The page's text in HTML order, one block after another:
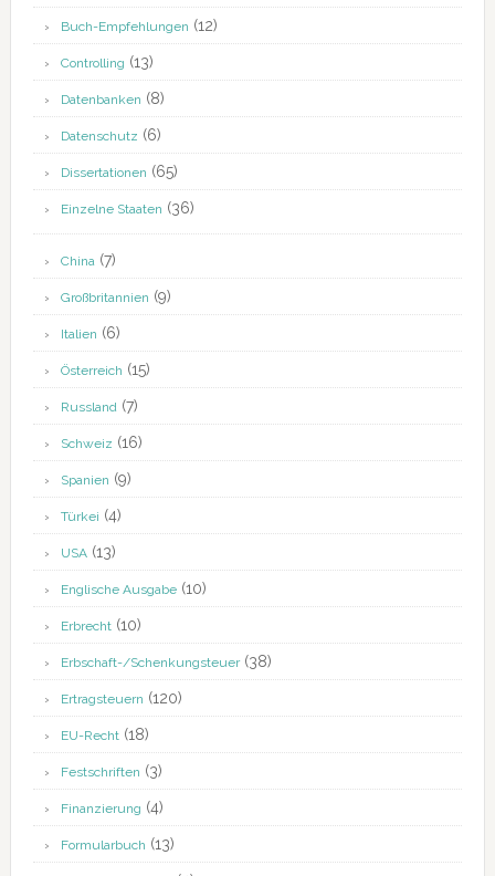
Buch-Empfehlungen (12)
Controlling (13)
Datenbanken (8)
Datenschutz (6)
Dissertationen (65)
Einzelne Staaten (36)
China(7)
Großbritannien (9)
Italien (6)
Österreich (15)
Russland(7)
Schweiz (16)
Spanien (9)
Türkei (4)
USA(13)
Englische Ausgabe(10)
Erbrecht(10)
Erbschaft-/Schenkungsteuer(38)
Ertragsteuern (120)
EU-Recht(18)
Festschriften (3)
Finanzierung (4)
Formularbuch (13)